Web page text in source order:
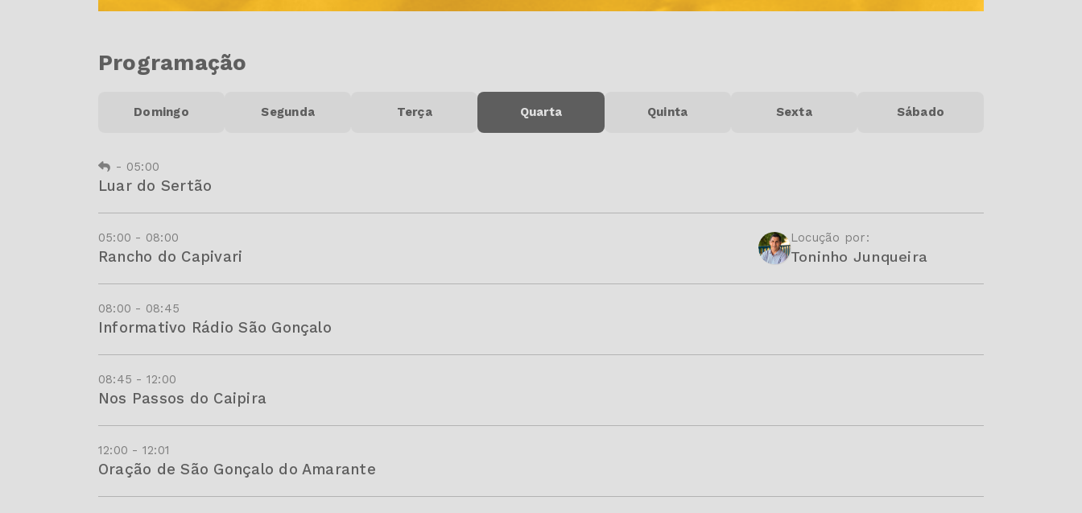
Programação
Domingo Segunda Terça Quarta Quinta Sexta Sábado
- 05:00
Luar do Sertão
05:00 - 08:00
Rancho do Capivari
Locução por:
Toninho Junqueira
08:00 - 08:45
Informativo Rádio São Gonçalo
08:45 - 12:00
Nos Passos do Caipira
12:00 - 12:01
Oração de São Gonçalo do Amarante